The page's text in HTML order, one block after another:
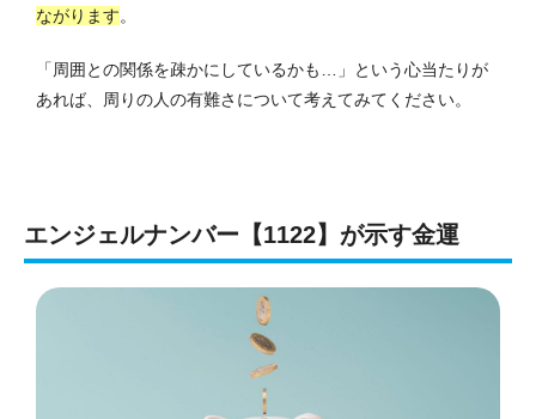
ながります。
「周囲との関係を疎かにしているかも…」という心当たりが
あれば、周りの人の有難さについて考えてみてください。
エンジェルナンバー【1122】が示す金運